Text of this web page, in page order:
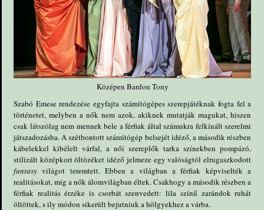
Középen Bardon Tony
Szabó Emese rendezése egyfajta számítógépes szerepjátéknak fogta fel a
történetet, melyben a nők nem azok, akiknek mutatják magukat, hiszen
csak látszólag nem mennek bele a férfiak által számukra felkínált szerelmi
játszadozásba. A szétbontott számítógép belsejét idéző, a második részben
kábelekkel kibélelt várfal, a női szereplők tarka színekben pompázó,
stilizált középkori öltözéket idéző jelmeze egy valóságtól elrugaszkodott
fantasyvilágot teremtett. Ebben a világban a férfiak képviselték a
realitásokat, míg a nők álomvilágban éltek. Csakhogy a második részben a
férfiak realitás érzéke is csorbát szenvedett: lila színű zarándok ruhát
öltöttek, s ily módon sikerült bejutniuk a hölgyekhez a várba.